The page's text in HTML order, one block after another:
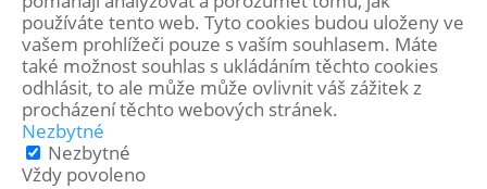
používáte tento web. Tyto cookies budou uloženy ve
vašem prohlížeči pouze s vaším souhlasem. Máte
také možnost souhlas s ukládáním těchto cookies
odhlásit, to ale může může ovlivnit váš zážitek z
procházení těchto webových stránek.
Nezbytné
Nezbytné
Vždy povoleno